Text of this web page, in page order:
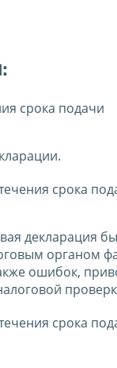
срока подачи
срока
декларация
органом
ошибок,
срока